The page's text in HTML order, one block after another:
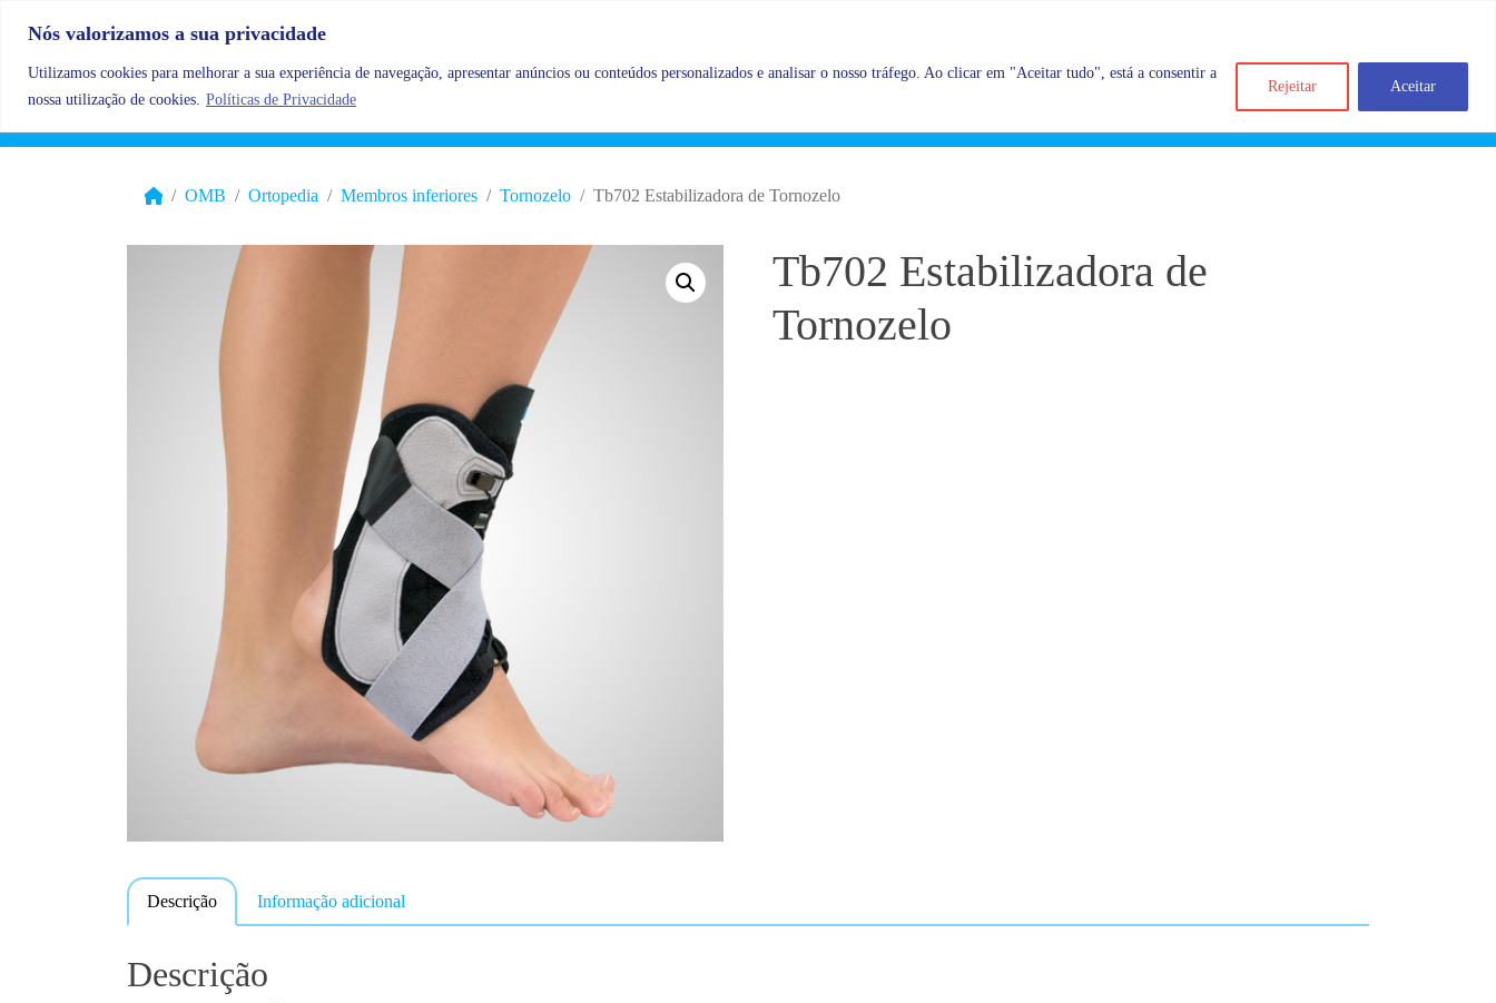
Nós valorizamos a sua privacidade
Utilizamos cookies para melhorar a sua experiência de navegação, apresentar anúncios ou conteúdos personalizados e analisar o nosso tráfego. Ao clicar em "Aceitar tudo", está a consentir a
nossa utilização de cookies. Políticas de Privacidade
Rejeitar Aceitar
Search Account
OMB Ortopedia Membros inferiores Tornozelo Tb702 Estabilizadora de Tornozelo
Tb702 Estabilizadora de
Tornozelo
Descrição Informação adicional
Descrição